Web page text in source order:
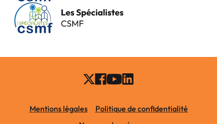
Mentions légales
Politique de confidentialité